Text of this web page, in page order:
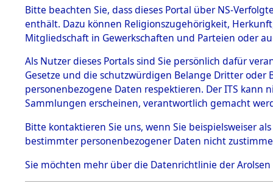
BESTÄNDE
1.
mente
5. Verschiedenes
5.3
Todesmärsche
5.3.1 Alliierte
Erhebungen
zu
Todesmärsch
en
5.3.2
Bitte beachten Sie, dass dieses Portal über NS-
enthält. Dazu können Religionszugehörigkeit,
Mitgliedschaft in Gewerkschaften und Parteien oder
Als Nutzer dieses Portals sind Sie persönlich dafür
Gesetze und die schutzwürdigen Belange Dritter
personenbezogene Daten respektieren. Der ITS
Sammlungen erscheinen, verantwortlich gemacht
Bitte kontaktieren Sie uns, wenn Sie beispielsweiser
bestimmter personenbezogener Daten nicht
Sie möchten mehr über die Datenrichtlinie der Arolsen